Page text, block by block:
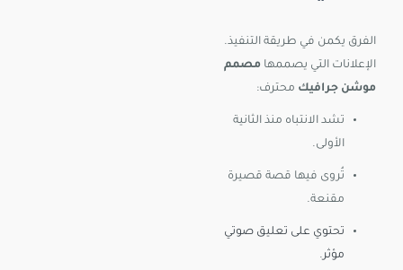
الفرق يكمن في طريقة التنفيذ.
الإعلانات التي يصممها مصمم
موشن جرافيك محترف:
تشد الانتباه منذ الثانية
الأولى.
تُروى فيها قصة قصيرة
مقنعة.
تحتوي على تعليق صوتي
مؤثر .